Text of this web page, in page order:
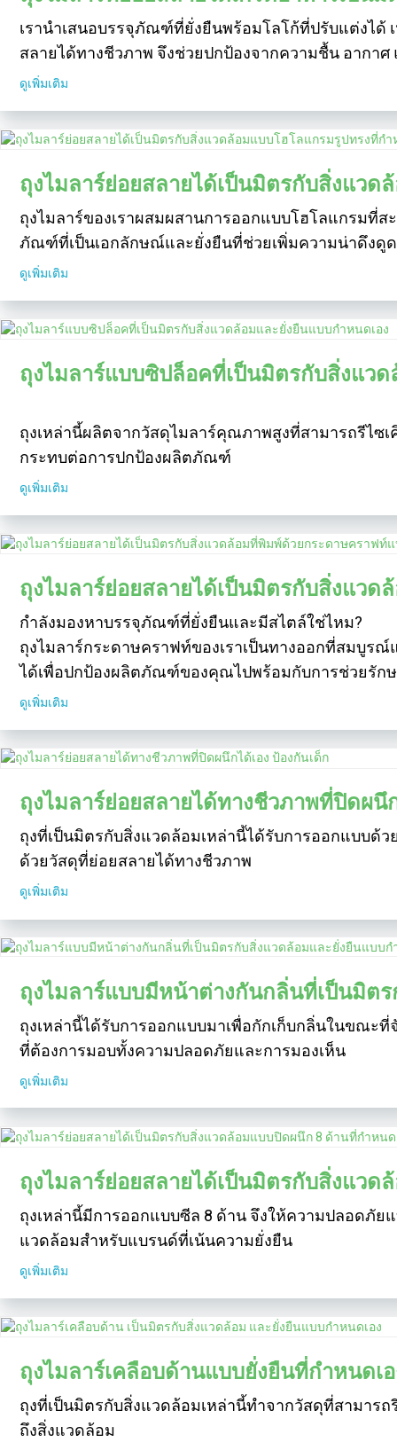
เรานำเสนอบรรจุภัณฑ์ที่ยั่งยืนพร้อมโลโก้ที่ปรับแต่งไ
สลายได้ทางชีวภาพ จึงช่วยปกป้องจากความชื้น อากาศ
ดูเพิ่มเติม
ถุงไมลาร์ย่อยสลายได้เป็นมิตรกับสิ่งแวด
ถุงไมลาร์ของเราผสมผสานการออกแบบโฮโลแกรมที่
ภัณฑ์ที่เป็นเอกลักษณ์และยั่งยืนที่ช่วยเพิ่มความน่าดึงดู
ดูเพิ่มเติม
ถุงไมลาร์แบบซิปล็อคที่เป็นมิตรกับสิ่งแว
ถุงเหล่านี้ผลิตจากวัสดุไมลาร์คุณภาพสูงที่สามารถรีไซ
กระทบต่อการปกป้องผลิตภัณฑ์
ดูเพิ่มเติม
ถุงไมลาร์ย่อยสลายได้เป็นมิตรกับสิ่งแว
กำลังมองหาบรรจุภัณฑ์ที่ยั่งยืนและมีสไตล์ใช่ไหม?
ถุงไมลาร์กระดาษคราฟท์ของเราเป็นทางออกที่สมบูร
ได้เพื่อปกป้องผลิตภัณฑ์ของคุณไปพร้อมกับการช่วยรัก
ดูเพิ่มเติม
ถุงไมลาร์ย่อยสลายได้ทางชีวภาพที่ปิดผนึ
ถุงที่เป็นมิตรกับสิ่งแวดล้อมเหล่านี้ได้รับการออกแบบ
ด้วยวัสดุที่ย่อยสลายได้ทางชีวภาพ
ดูเพิ่มเติม
ถุงไมลาร์แบบมีหน้าต่างกันกลิ่นที่เป็นมิต
ถุงเหล่านี้ได้รับการออกแบบมาเพื่อกักเก็บกลิ่นในขณ
ที่ต้องการมอบทั้งความปลอดภัยและการมองเห็น
ดูเพิ่มเติม
ถุงไมลาร์ย่อยสลายได้เป็นมิตรกับสิ่งแว
ถุงเหล่านี้มีการออกแบบซีล 8 ด้าน จึงให้ความปลอดภัย
แวดล้อมสำหรับแบรนด์ที่เน้นความยั่งยืน
ดูเพิ่มเติม
ถุงไมลาร์เคลือบด้านแบบยั่งยืนที่กำหนดเ
ถุงที่เป็นมิตรกับสิ่งแวดล้อมเหล่านี้ทำจากวัสดุที่สามาร
ถึงสิ่งแวดล้อม